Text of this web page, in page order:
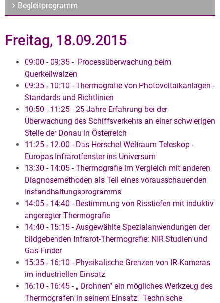
Begleitprogramm
Freitag, 18.09.2015
09:00 - 09:35 - Processüberwachung beim
Querkeilwalzen
09:35 - 10:10 - Thermografie von Photovoltaikanlagen -
Standards und Richtlinien
10:50 - 11:25 - 25 Jahre Erfahrung bei der
Überwachung des Schiffsverkehrs an einer schwierigen
Stelle der Donau in Österreich
11:25 - 12.00 - Das Herschel Weltraum Teleskop -
Europas Infrarotfenster ins Universum
13:30 - 14:05 - Thermografie im Vergleich mit anderen
Diagnosemethoden als Teil eines vorausschauenden
Instandhaltungsprogramms
14:05 - 14:40 - Bestimmung von Risstiefen mit induktiv
angeregter Thermografie
14:40 - 15:15 - Ausgewählte Spezialanwendungen der
bildgebenden Infrarot-Thermografie: NIR Studien und
Gas-Finder
15:35 - 16:10 - Physikalische Grenzen von IR-Kameras
im industriellen Einsatz
16:10 - 16:45 - „ Drohnen“ ein mögliches Werkzeug des
Thermografen in seinem Einsatz! Technische